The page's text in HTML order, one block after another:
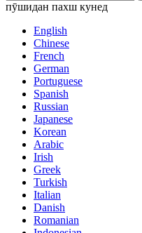
пӯшидан пахш кунед
English
Chinese
French
German
Portuguese
Spanish
Russian
Japanese
Korean
Arabic
Irish
Greek
Turkish
Italian
Danish
Romanian